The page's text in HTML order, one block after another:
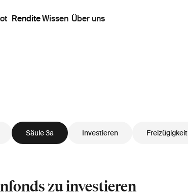
RenditeWissen Über uns
Säule 3a Investieren Freizügigkeit
zu investieren